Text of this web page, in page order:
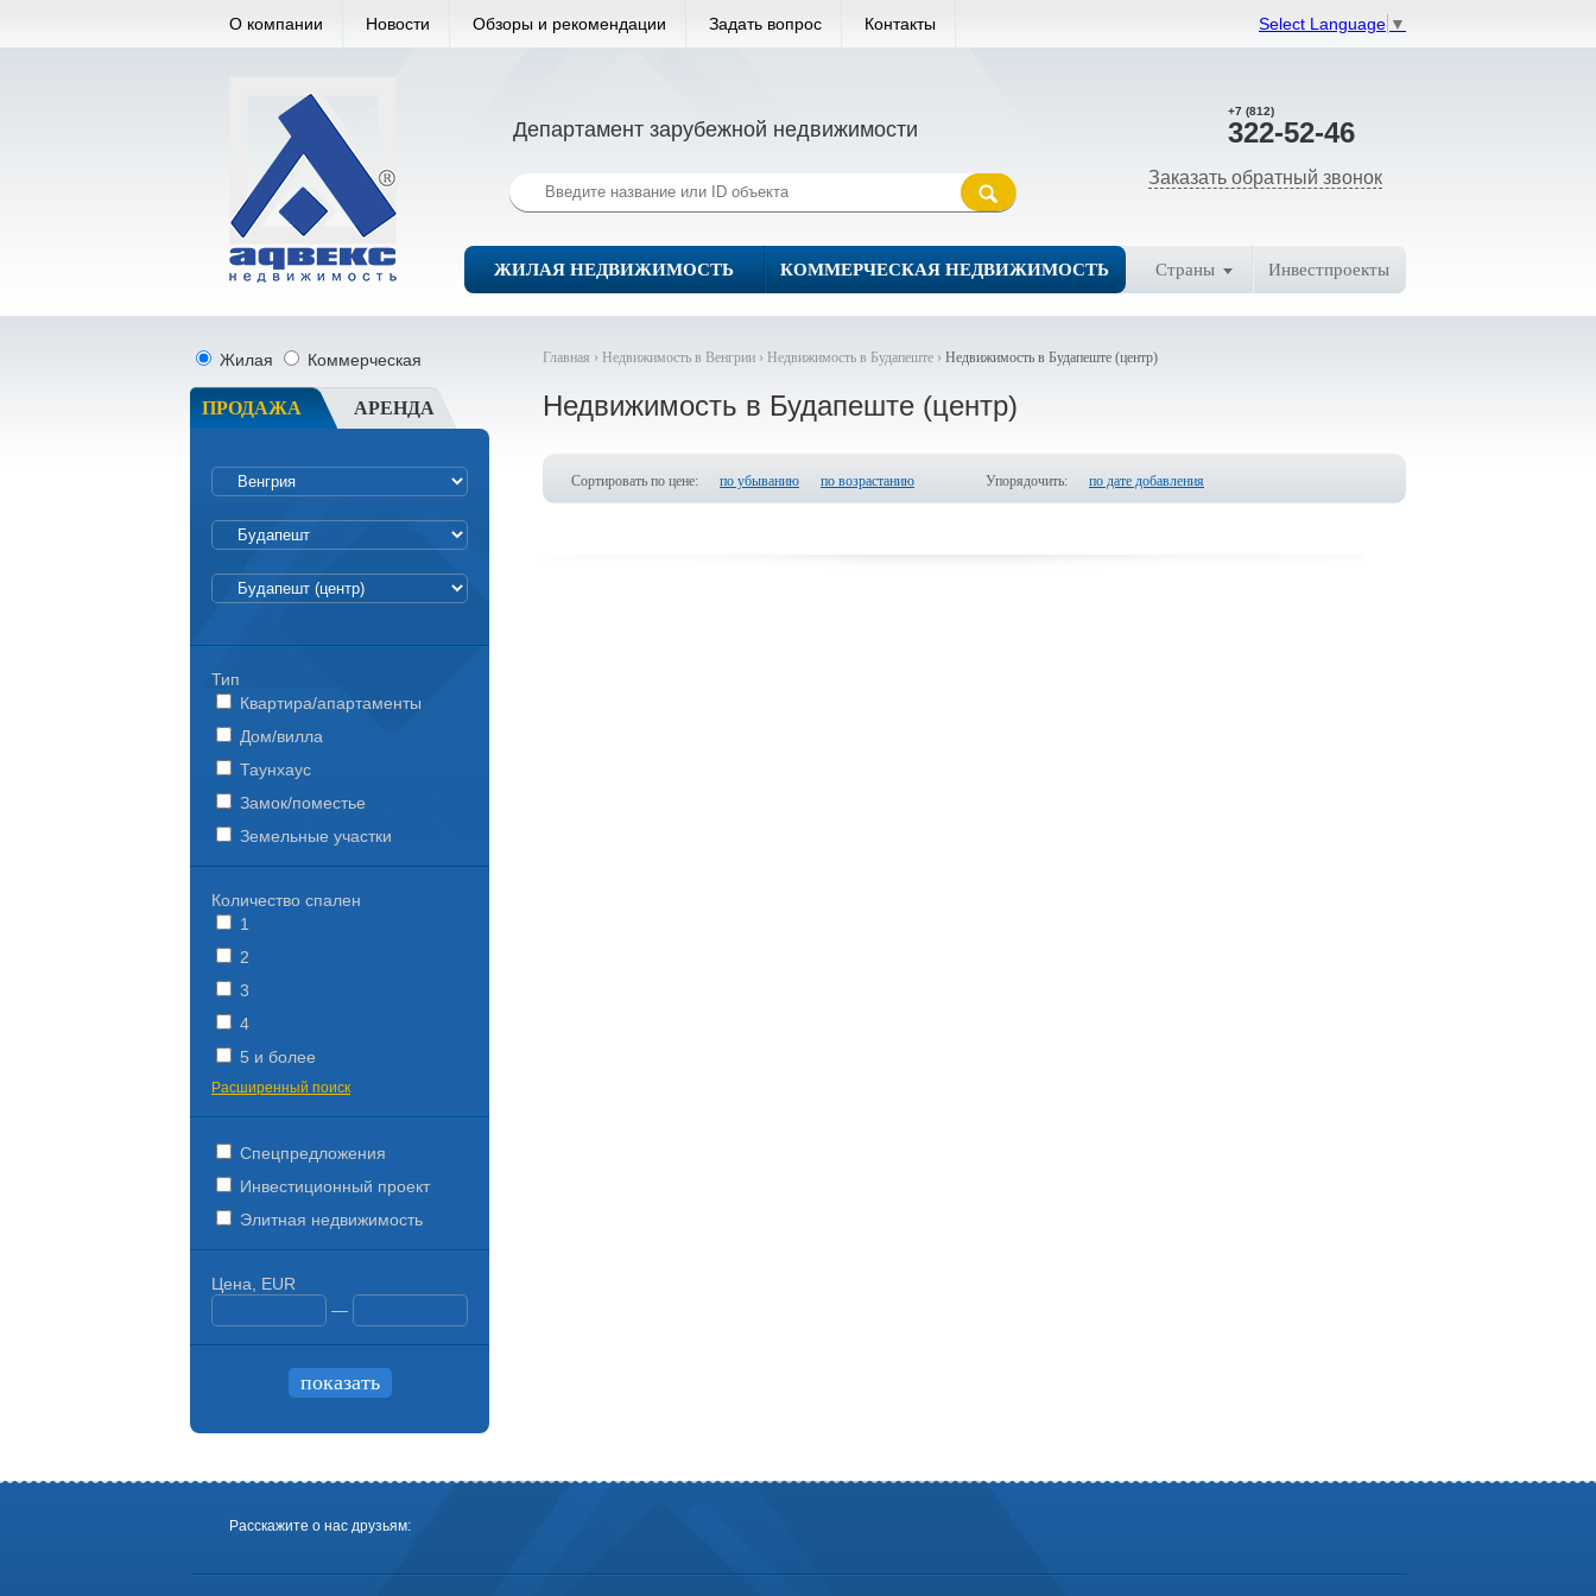
Select Language ▼
О компании Новости Обзоры и рекомендации Задать вопрос Контакты
+7 (812)
322-52-46
Заказать обратный звонок
Департамент зарубежной недвижимости
ЖИЛАЯ НЕДВИЖИМОСТЬ КОММЕРЧЕСКАЯ НЕДВИЖИМОСТЬ Страны Инвестпроекты
Главная › Недвижимость в Венгрии › Недвижимость в Будапеште › Недвижимость в Будапеште (центр)
Недвижимость в Будапеште (центр)
Сортировать по цене: по убыванию по возрастанию Упорядочить: по дате добавления
Жилая Коммерческая
ПРОДАЖА АРЕНДА
Тип
Квартира/апартаменты
Дом/вилла
Таунхаус
Замок/поместье
Земельные участки
Количество спален
1
2
3
4
5 и более
Расширенный поиск
Спецпредложения
Инвестиционный проект
Элитная недвижимость
Цена, EUR
—
Расскажите о нас друзьям: